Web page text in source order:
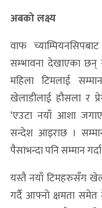
अबको लक्ष्य
वाफ
सम्भावना देखाएका छन्
महिला टिमलाई
खेलाडीलाई हौसला र
‘एउटा नयाँ आशा
सन्देश आइराछ ।
पैसाभन्दा पनि सम्मान
यस्तै नयाँ टिमहरुसँग
गर्दै आफ्नो क्षमता